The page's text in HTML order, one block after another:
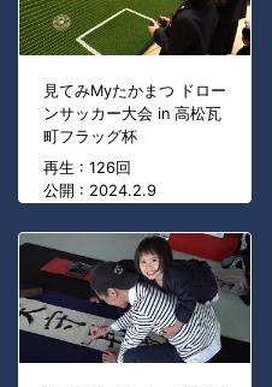
見てみMyたかまつ ドロー
ンサッカー大会 in 高松瓦
町フラッグ杯
再生 : 126回
公開 : 2024.2.9